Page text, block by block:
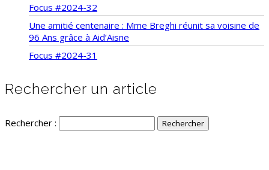
Focus #2024-32
Une amitié centenaire : Mme Breghi réunit sa voisine de
96 Ans grâce à Aid’Aisne
Focus #2024-31
Rechercher un article
Rechercher :